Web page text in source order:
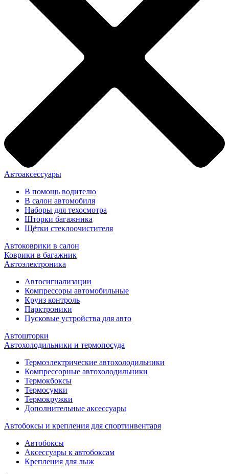
Автоаксессуары
В помощь водителю
В салон автомобиля
Наборы для техосмотра
Шторки багажника
Щётки стеклоочистителя
Автоковрики в салон
Коврики в багажник
Автоэлектроника
Автосигнализации
Компрессоры автомобильные
Круиз контроль
Парктроники
Пусковые устройства для авто
Автошторки
Автохолодильники и термопосуда
Термоэлектрические автохолодильники
Компрессорные автохолодильники
Термокбоксы
Термосумки
Термокружки
Дополнительные аксессуары
Автобоксы и крепления для спортинвентаря
Автобоксы
Аксессуары к автобоксам
Крепления для лыж